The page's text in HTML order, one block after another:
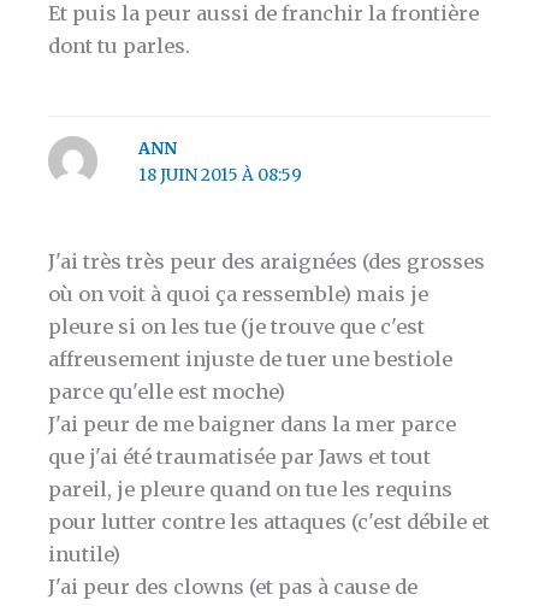
Et puis la peur aussi de franchir la frontière
dont tu parles.
ANN
18 JUIN 2015 À 08:59
J'ai très très peur des araignées (des grosses
où on voit à quoi ça ressemble) mais je
pleure si on les tue (je trouve que c'est
affreusement injuste de tuer une bestiole
parce qu'elle est moche)
J'ai peur de me baigner dans la mer parce
que j'ai été traumatisée par Jaws et tout
pareil, je pleure quand on tue les requins
pour lutter contre les attaques (c'est débile et
inutile)
J'ai peur des clowns (et pas à cause de